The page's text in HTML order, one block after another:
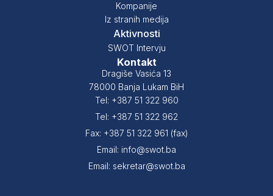
Kompanije
Iz stranih medija
Aktivnosti
SWOT Intervju
Kontakt
Dragiše Vasića 13
78000 Banja Lukam BiH
Tel: +387 51 322 960
Tel: +387 51 322 962
Fax: +387 51 322 961 (fax)
Email: info@swot.ba
Email: sekretar@swot.ba